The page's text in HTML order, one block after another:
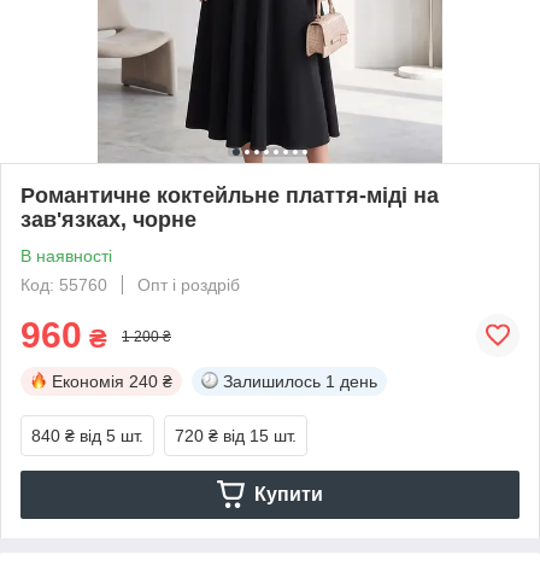
Романтичне коктейльне плаття-міді на
зав'язках, чорне
В наявності
Код: 55760
Опт і роздріб
960 ₴ 1 200 ₴
Економія 240 ₴ Залишилось 1 день
840 ₴ від 5 шт. 720 ₴ від 15 шт.
Купити